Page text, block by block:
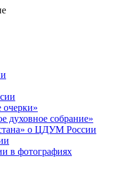
очерки»
духовное собрание»
о ЦДУМ России
в фотографиях